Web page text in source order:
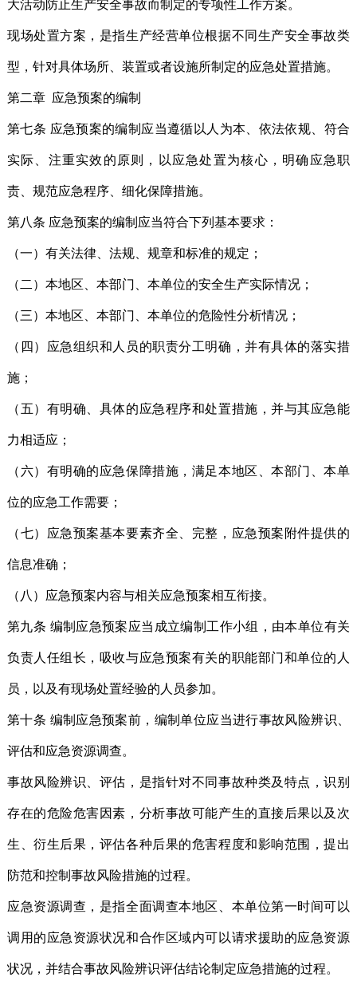
大活动防止生产安全事故而制定的专项性工作方案。
现场处置方案，是指生产经营单位根据不同生产安全事故类
型，针对具体场所、装置或者设施所制定的应急处置措施。
第二章 应急预案的编制
第七条 应急预案的编制应当遵循以人为本、依法依规、符合
实际、注重实效的原则，以应急处置为核心，明确应急职
责、规范应急程序、细化保障措施。
第八条 应急预案的编制应当符合下列基本要求：
（一）有关法律、法规、规章和标准的规定；
（二）本地区、本部门、本单位的安全生产实际情况；
（三）本地区、本部门、本单位的危险性分析情况；
（四）应急组织和人员的职责分工明确，并有具体的落实措
施；
（五）有明确、具体的应急程序和处置措施，并与其应急能
力相适应；
（六）有明确的应急保障措施，满足本地区、本部门、本单
位的应急工作需要；
（七）应急预案基本要素齐全、完整，应急预案附件提供的
信息准确；
（八）应急预案内容与相关应急预案相互衔接。
第九条 编制应急预案应当成立编制工作小组，由本单位有关
负责人任组长，吸收与应急预案有关的职能部门和单位的人
员，以及有现场处置经验的人员参加。
第十条 编制应急预案前，编制单位应当进行事故风险辨识、
评估和应急资源调查。
事故风险辨识、评估，是指针对不同事故种类及特点，识别
存在的危险危害因素，分析事故可能产生的直接后果以及次
生、衍生后果，评估各种后果的危害程度和影响范围，提出
防范和控制事故风险措施的过程。
应急资源调查，是指全面调查本地区、本单位第一时间可以
调用的应急资源状况和合作区域内可以请求援助的应急资源
状况，并结合事故风险辨识评估结论制定应急措施的过程。